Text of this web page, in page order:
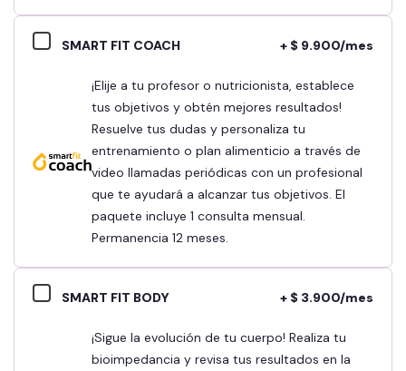
SMART FIT COACH + $ 9.900/mes
¡Elije a tu profesor o nutricionista, establece
tus objetivos y obtén mejores resultados!
Resuelve tus dudas y personaliza tu
entrenamiento o plan alimenticio a través de
video llamadas periódicas con un profesional
que te ayudará a alcanzar tus objetivos. El
paquete incluye 1 consulta mensual.
Permanencia 12 meses.
SMART FIT BODY + $ 3.900/mes
¡Sigue la evolución de tu cuerpo! Realiza tu
bioimpedancia y revisa tus resultados en la